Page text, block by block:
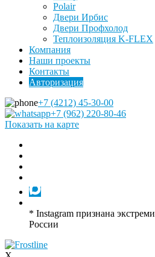
Polair
Двери Ирбис
Двери Профхолод
Теплоизоляция K-FLEX
Компания
Наши проекты
Контакты
Авторизация
+7 (4212) 45-30-00
+7 (962) 220-80-46
Показать на карте
* Instagram признана
России